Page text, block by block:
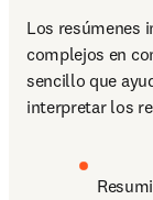
Los resúmenes
complejos en
sencillo que
interpretar los